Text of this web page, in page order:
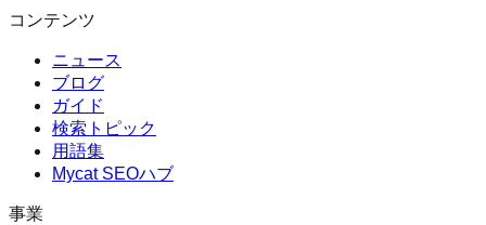
コンテンツ
ニュース
ブログ
ガイド
検索トピック
用語集
Mycat SEOハブ
事業